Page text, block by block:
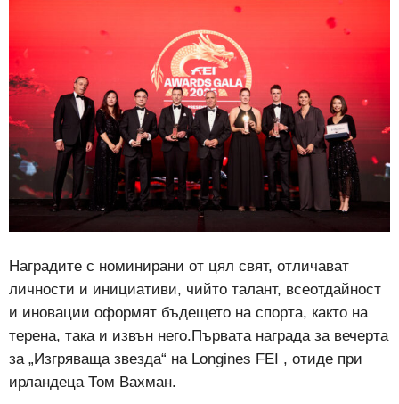
Наградите с номинирани от цял ​​свят, отличават
личности и инициативи, чийто талант, всеотдайност
и иновации оформят бъдещето на спорта, както на
терена, така и извън него.Първата награда за вечерта
за „Изгряваща звезда“ на Longines FEI , отиде при
ирландеца Том Вахман.